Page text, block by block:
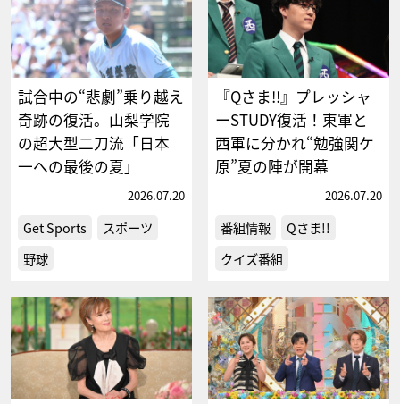
試合中の“悲劇”乗り越え
奇跡の復活。山梨学院
の超大型二刀流「日本
一への最後の夏」
2026.07.20
Get Sports
スポーツ
野球
『Qさま!!』プレッシャ
ーSTUDY復活！東軍と
西軍に分かれ“勉強関ケ
原”夏の陣が開幕
2026.07.20
番組情報
Qさま!!
クイズ番組